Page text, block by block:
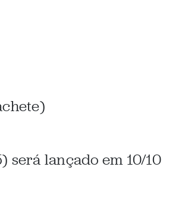
será lançado em 10/10